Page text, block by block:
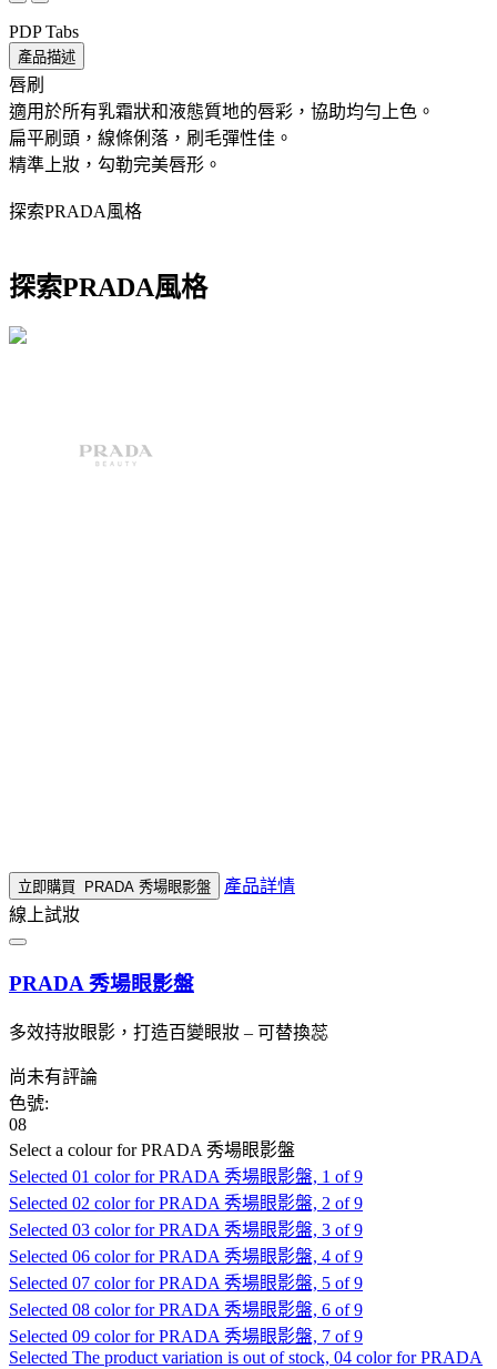
PDP Tabs
產品描述
唇刷
適用於所有乳霜狀和液態質地的唇彩，協助均勻上色。
扁平刷頭，線條俐落，刷毛彈性佳。
精準上妝，勾勒完美唇形。
探索PRADA風格
探索PRADA風格
立即購買 PRADA 秀場眼影盤
產品詳情
線上試妝
PRADA 秀場眼影盤
多效持妝眼影，打造百變眼妝 – 可替換蕊
尚未有評論
色號:
08
Select a colourfor PRADA 秀場眼影盤
Selected 01 color for PRADA 秀場眼影盤, 1 of 9
Selected 02 color for PRADA 秀場眼影盤, 2 of 9
Selected 03 color for PRADA 秀場眼影盤, 3 of 9
Selected 06 color for PRADA 秀場眼影盤, 4 of 9
Selected 07 color for PRADA 秀場眼影盤, 5 of 9
Selected 08 color for PRADA 秀場眼影盤, 6 of 9
Selected 09 color for PRADA 秀場眼影盤, 7 of 9
Selected The product variation is out of stock, 04 color for PRADA